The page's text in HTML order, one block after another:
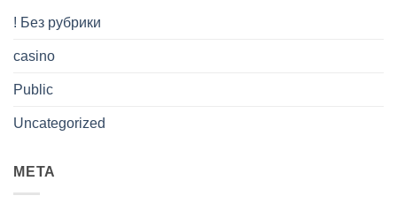
! Без рубрики
casino
Public
Uncategorized
META